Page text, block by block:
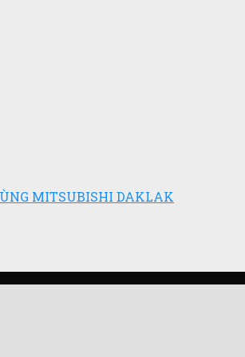
MITSUBISHI DAKLAK